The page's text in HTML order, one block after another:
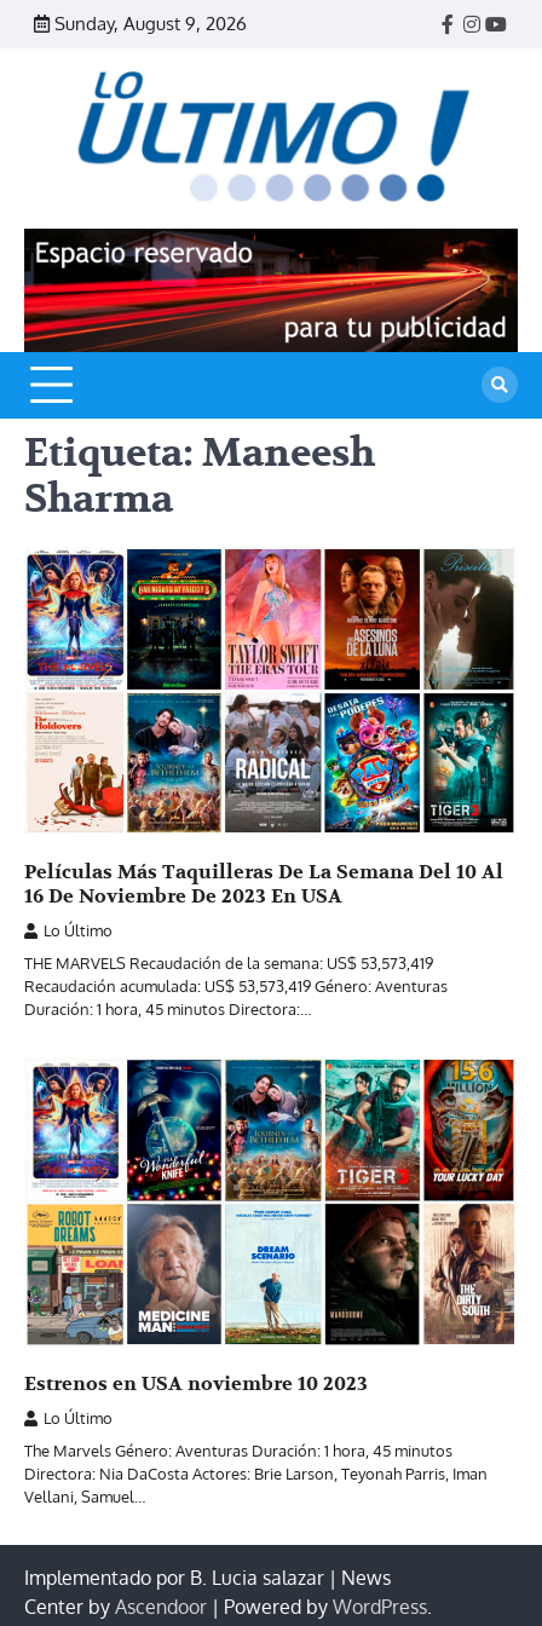
Skip
Sunday, August 9, 2026
Facebook
Etiqueta: Maneesh
Sharma
Películas Más Taquilleras De La Semana Del 10 Al
16 De Noviembre De 2023 En USA
Lo Último
THE MARVELS Recaudación de la semana: US$ 53,573,419
Recaudación acumulada: US$ 53,573,419 Género: Aventuras
Duración: 1 hora, 45 minutos Directora:…
Estrenos en USA noviembre 10 2023
Lo Último
The Marvels Género: Aventuras Duración: 1 hora, 45 minutos
Directora: Nia DaCosta Actores: Brie Larson, Teyonah Parris, Iman
Vellani, Samuel…
Implementado por B. Lucia salazar | News
Center by Ascendoor | Powered by WordPress